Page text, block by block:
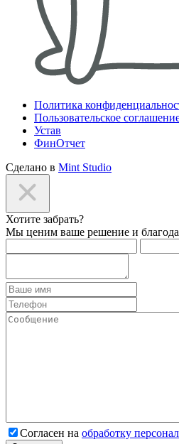
Политика
Пользовательское
Устав
ФинОтчет
Сделано в Mint Studio
Хотите забрать?
Мы ценим ваше решение и
Согласен на обработку